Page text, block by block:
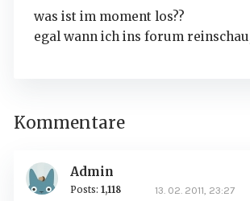
was ist im moment los??
egal wann ich ins forum
Kommentare
Admin
Posts: 1,118 13. 02. 2011, 23:27